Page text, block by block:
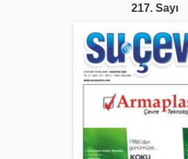
217. Sayı